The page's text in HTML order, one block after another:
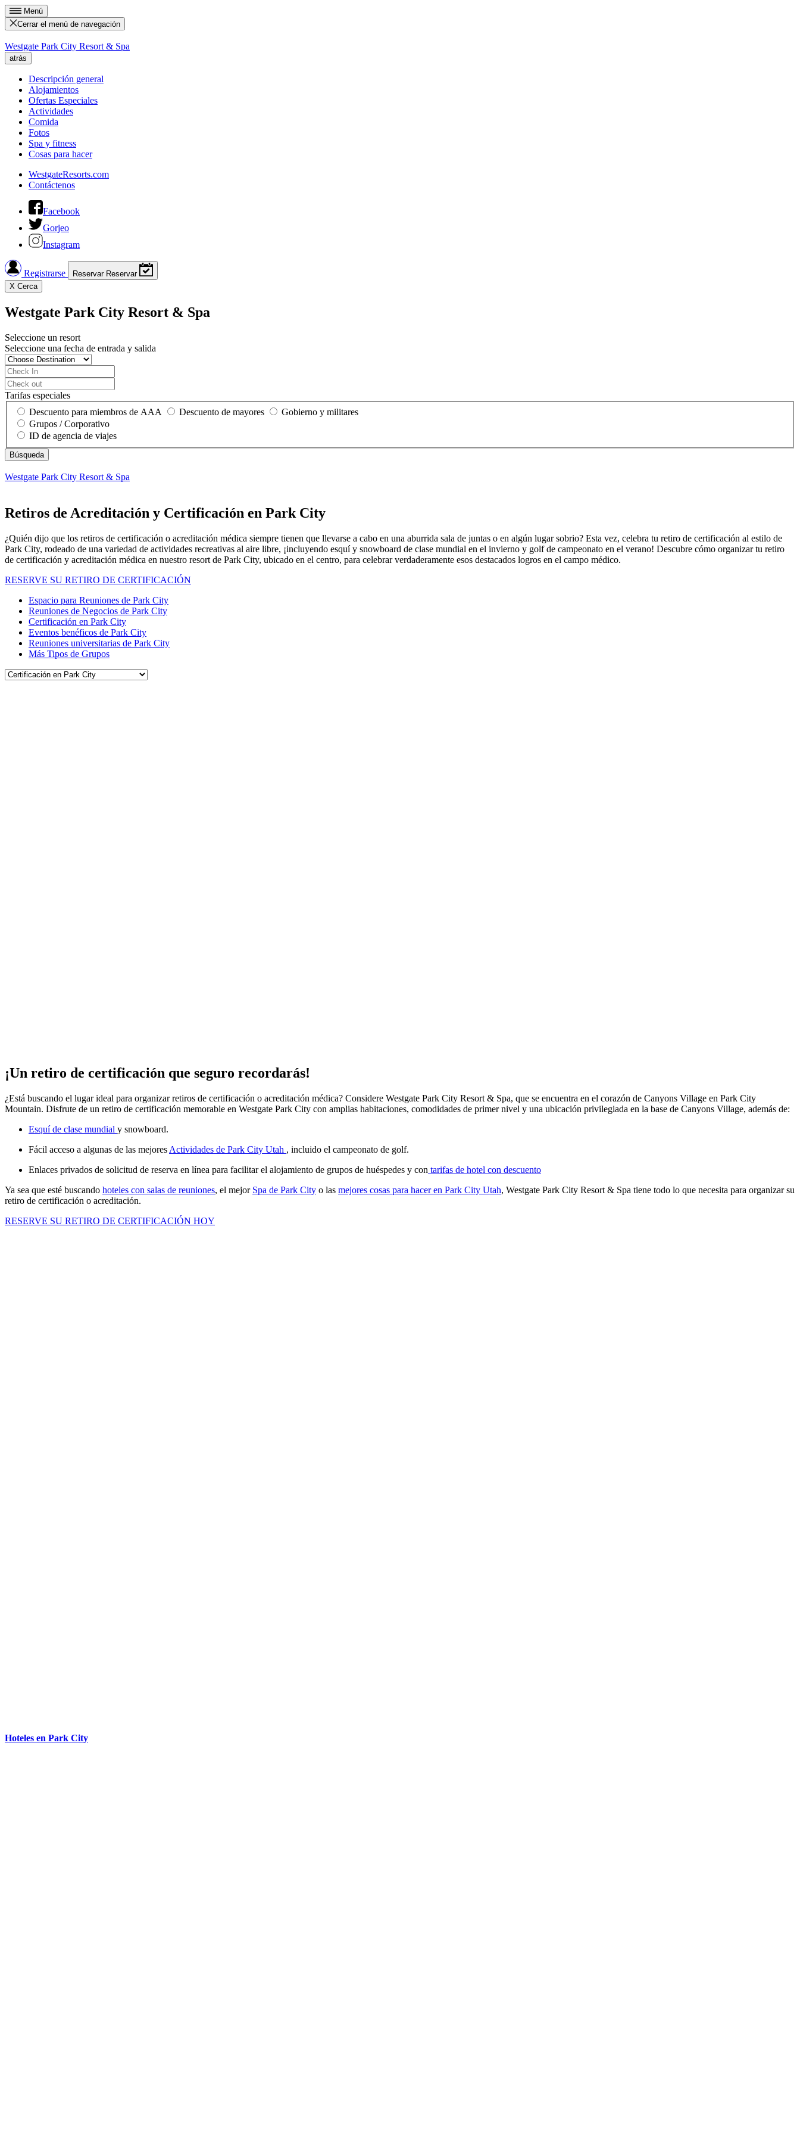
Menú
Cerrar el menú de navegación
Westgate Park City Resort & Spa
atrás
Descripción general
Alojamientos
Ofertas Especiales
Actividades
Comida
Fotos
Spa y fitness
Cosas para hacer
WestgateResorts.com
Contáctenos
Facebook
Gorjeo
Instagram
Registrarse Reservar Reservar
X Cerca
Westgate Park City Resort & Spa
Seleccione un resort
Seleccione una fecha de entrada y salida
Tarifas especiales
Descuento para miembros de AAA
Descuento de mayores
Gobierno y militares
Grupos / Corporativo
ID de agencia de viajes
Westgate Park City Resort & Spa
Retiros de Acreditación y Certificación en Park City
¿Quién dijo que los retiros de certificación o acreditación médica siempre tienen que llevarse a cabo en una aburrida sala de juntas o en algún lugar sobrio? Esta vez, celebra tu retiro de certificación al estilo de
Park City, rodeado de una variedad de actividades recreativas al aire libre, ¡incluyendo esquí y snowboard de clase mundial en el invierno y golf de campeonato en el verano! Descubre cómo organizar tu retiro
de certificación y acreditación médica en nuestro resort de Park City, ubicado en el centro, para celebrar verdaderamente esos destacados logros en el campo médico.
RESERVE SU RETIRO DE CERTIFICACIÓN
Espacio para Reuniones de Park City
Reuniones de Negocios de Park City
Certificación en Park City
Eventos benéficos de Park City
Reuniones universitarias de Park City
Más Tipos de Grupos
¡Un retiro de certificación que seguro recordarás!
¿Está buscando el lugar ideal para organizar retiros de certificación o acreditación médica? Considere Westgate Park City Resort & Spa, que se encuentra en el corazón de Canyons Village en Park City
Mountain. Disfrute de un retiro de certificación memorable en Westgate Park City con amplias habitaciones, comodidades de primer nivel y una ubicación privilegiada en la base de Canyons Village, además de:
Esquí de clase mundial y snowboard.
Fácil acceso a algunas de las mejores Actividades de Park City Utah , incluido el campeonato de golf.
Enlaces privados de solicitud de reserva en línea para facilitar el alojamiento de grupos de huéspedes y con tarifas de hotel con descuento
Ya sea que esté buscando hoteles con salas de reuniones, el mejor Spa de Park City o las mejores cosas para hacer en Park City Utah, Westgate Park City Resort & Spa tiene todo lo que necesita para organizar su
retiro de certificación o acreditación.
RESERVE SU RETIRO DE CERTIFICACIÓN HOY
Hoteles en Park City